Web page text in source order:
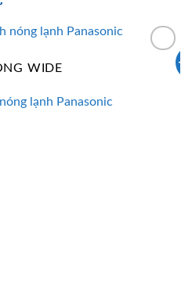
WIDE
lạnh Panasonic
-